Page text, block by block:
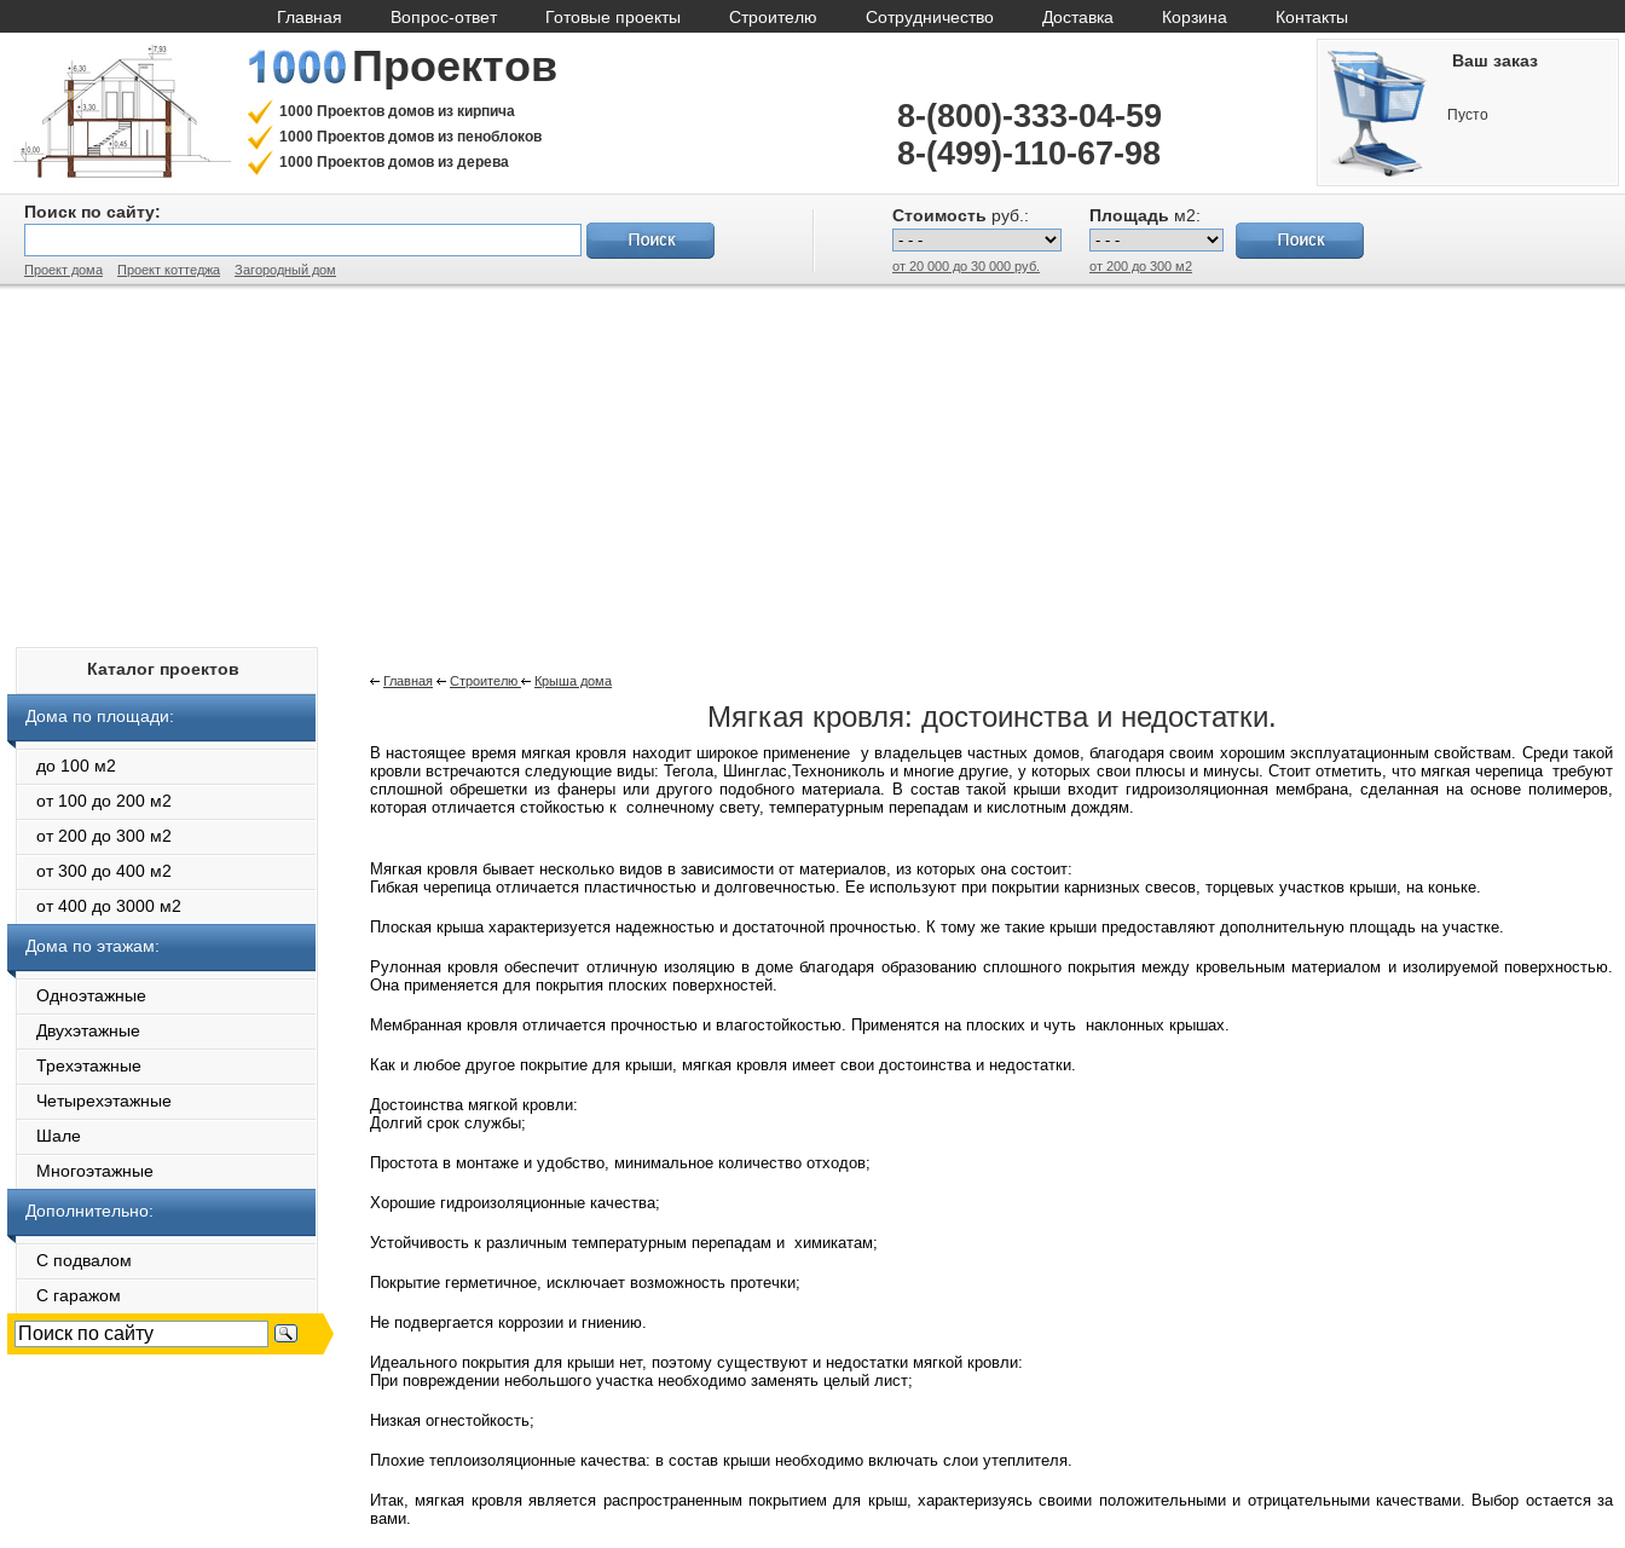
Главная Вопрос-ответ Готовые проекты Строителю Сотрудничество Доставка Корзина Контакты
Проектов
1000 Проектов домов из кирпича
1000 Проектов домов из пеноблоков
1000 Проектов домов из дерева
8-(800)-333-04-59
8-(499)-110-67-98
Ваш заказ
Пусто
Поиск по сайту:
Проект дома Проект коттеджа Загородный дом
Стоимость руб.:
от 20 000 до 30 000 руб.
Площадь м2:
от 200 до 300 м2
Каталог проектов
Дома по площади:
до 100 м2
от 100 до 200 м2
от 200 до 300 м2
от 300 до 400 м2
от 400 до 3000 м2
Дома по этажам:
Одноэтажные
Двухэтажные
Трехэтажные
Четырехэтажные
Шале
Многоэтажные
Дополнительно:
С подвалом
С гаражом
Главная Строителю Крыша дома
Мягкая кровля: достоинства и недостатки.
В настоящее время мягкая кровля находит широкое применение у владельцев частных домов, благодаря своим хорошим эксплуатационным свойствам. Среди такой
кровли встречаются следующие виды: Тегола, Шинглас,Технониколь и многие другие, у которых свои плюсы и минусы. Стоит отметить, что мягкая черепица требуют
сплошной обрешетки из фанеры или другого подобного материала. В состав такой крыши входит гидроизоляционная мембрана, сделанная на основе полимеров,
которая отличается стойкостью к солнечному свету, температурным перепадам и кислотным дождям.
Мягкая кровля бывает несколько видов в зависимости от материалов, из которых она состоит:
Гибкая черепица отличается пластичностью и долговечностью. Ее используют при покрытии карнизных свесов, торцевых участков крыши, на коньке.
Плоская крыша характеризуется надежностью и достаточной прочностью. К тому же такие крыши предоставляют дополнительную площадь на участке.
Рулонная кровля обеспечит отличную изоляцию в доме благодаря образованию сплошного покрытия между кровельным материалом и изолируемой поверхностью.
Она применяется для покрытия плоских поверхностей.
Мембранная кровля отличается прочностью и влагостойкостью. Применятся на плоских и чуть наклонных крышах.
Как и любое другое покрытие для крыши, мягкая кровля имеет свои достоинства и недостатки.
Достоинства мягкой кровли:
Долгий срок службы;
Простота в монтаже и удобство, минимальное количество отходов;
Хорошие гидроизоляционные качества;
Устойчивость к различным температурным перепадам и химикатам;
Покрытие герметичное, исключает возможность протечки;
Не подвергается коррозии и гниению.
Идеального покрытия для крыши нет, поэтому существуют и недостатки мягкой кровли:
При повреждении небольшого участка необходимо заменять целый лист;
Низкая огнестойкость;
Плохие теплоизоляционные качества: в состав крыши необходимо включать слои утеплителя.
Итак, мягкая кровля является распространенным покрытием для крыш, характеризуясь своими положительными и отрицательными качествами. Выбор остается за
вами.